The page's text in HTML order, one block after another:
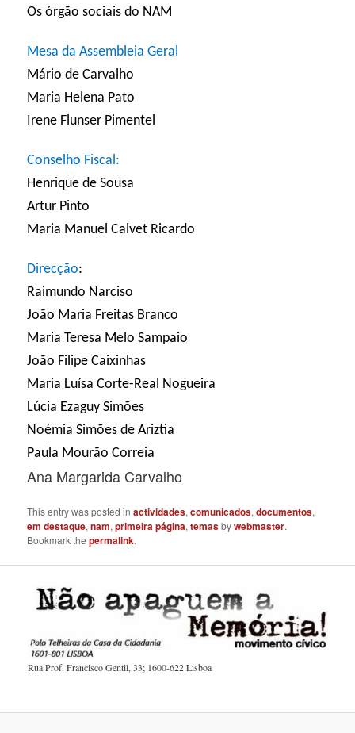
Os órgão sociais do NAM
Mesa da Assembleia Geral
Mário de Carvalho
Maria Helena Pato
Irene Flunser Pimentel
Conselho Fiscal:
Henrique de Sousa
Artur Pinto
Maria Manuel Calvet Ricardo
Direcção:
Raimundo Narciso
João Maria Freitas Branco
Maria Teresa Melo Sampaio
João Filipe Caixinhas
Maria Luísa Corte-Real Nogueira
Lúcia Ezaguy Simões
Noémia Simões de Ariztia
Paula Mourão Correia
Ana Margarida Carvalho
This entry was posted inactividades,comunicados,documentos,
em destaque,nam,primeira página,temasbywebmaster.
Bookmark thepermalink.
Rua Prof. Francisco Gentil, 33; 1600-622 Lisboa